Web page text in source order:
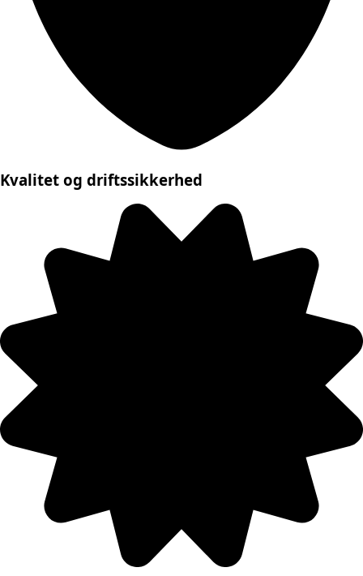
Kvalitet og driftssikkerhed